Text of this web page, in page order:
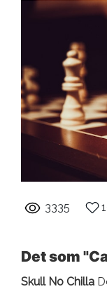
3335
Det som
Skull No Chilla